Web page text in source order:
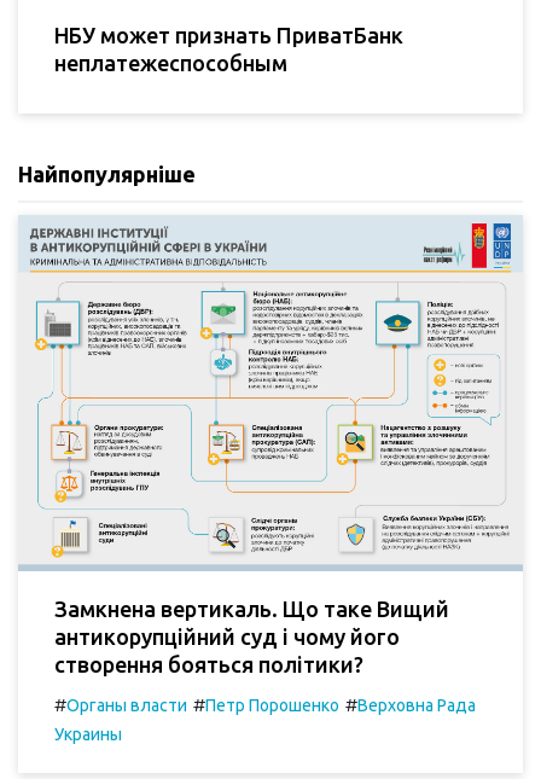
НБУ может признать ПриватБанк
неплатежеспособным
Найпопулярніше
Замкнена вертикаль. Що таке Вищий
антикорупційний суд і чому його
створення бояться політики?
#Органы власти #Петр Порошенко #Верховна Рада
Украины